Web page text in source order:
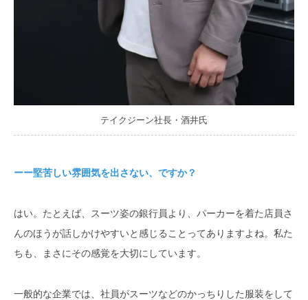
テイクジーン社長・酒井氏
ーー堅苦しい雰囲気を出さない、ですか？
はい。たとえば、スーツ姿の銀行員より、パーカーを着た店員さ
んのほうが話しかけやすいと感じることってありますよね。私た
ちも、まさにその感覚を大切にしています。
一般的な企業では、社員がスーツなどのかっちりした服装をして